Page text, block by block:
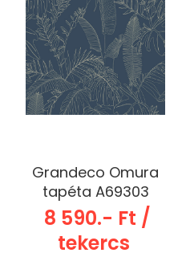
Grandeco Omura
tapéta A69303
8 590.- Ft /
tekercs